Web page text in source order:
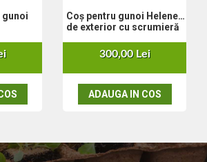
/ polișat
gunoi
Coș pentru gunoi Helene
de exterior cu scrumieră
300,00 Lei
ADAUGA IN COS